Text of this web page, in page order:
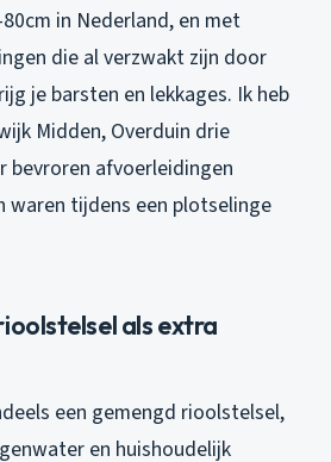
in Nederland, en met
die al verzwakt zijn door
je barsten en lekkages. Ik heb
Midden, Overduin drie
bevroren afvoerleidingen
waren tijdens een plotselinge
als extra
een gemengd rioolstelsel,
en huishoudelijk